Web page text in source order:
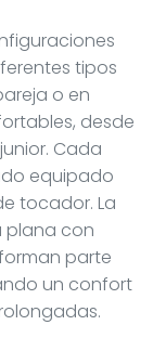
tipos
o en
desde
Cada
equipado
tocador. La
plana con
parte
un confort